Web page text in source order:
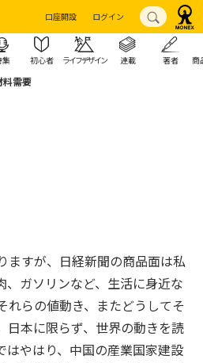
口座開設 ログイン
集 初心者 ライフデザイン 連載 著者 商
料需要
ますが、日経新聞の商品面は私
、ガソリンなど、生活に身近な
れらの値動き、またどうしてそ
日本に限らず、世界の動きを読
はやはり、中国の産業国家建設